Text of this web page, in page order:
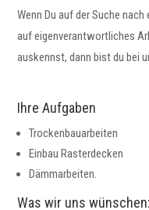
Wenn Du auf der Suche
auf eigenverantwortliches
auskennst, dann bist du bei
Ihre Aufgaben
Trockenbauarbeiten
Einbau Rasterdecken
Dämmarbeiten
Was wir uns wünschen: